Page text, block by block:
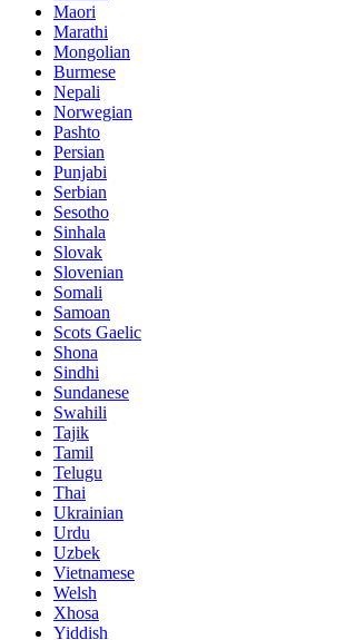
Maori
Marathi
Mongolian
Burmese
Nepali
Norwegian
Pashto
Persian
Punjabi
Serbian
Sesotho
Sinhala
Slovak
Slovenian
Somali
Samoan
Scots Gaelic
Shona
Sindhi
Sundanese
Swahili
Tajik
Tamil
Telugu
Thai
Ukrainian
Urdu
Uzbek
Vietnamese
Welsh
Xhosa
Yiddish